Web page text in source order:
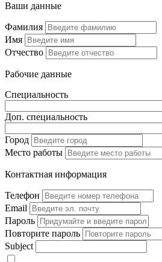
Ваши данные
Фамилия
Имя
Отчество
Рабочие данные
Специальность
Доп. специальность
Город
Место работы
Контактная информация
Телефон
Email
Пароль
Повторите пароль
Subject